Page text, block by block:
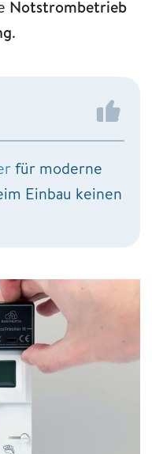
Notstrombetrieb
.
für moderne
Einbau keinen